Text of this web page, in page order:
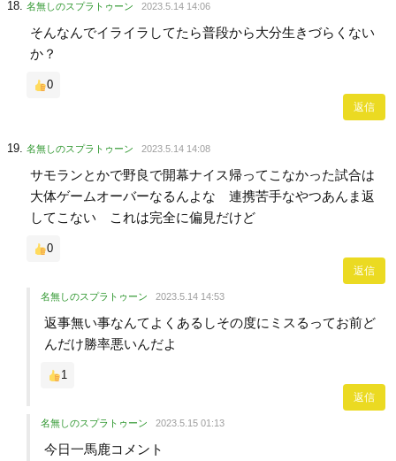
名無しのスプラトゥーン 2023.5.14 14:06
そんなんでイライラしてたら普段から大分生きづらくない
か？
0
返信
名無しのスプラトゥーン 2023.5.14 14:08
サモランとかで野良で開幕ナイス帰ってこなかった試合は
大体ゲームオーバーなるんよな 連携苦手なやつあんま返
してこない これは完全に偏見だけど
0
返信
名無しのスプラトゥーン 2023.5.14 14:53
返事無い事なんてよくあるしその度にミスるってお前ど
んだけ勝率悪いんだよ
1
返信
名無しのスプラトゥーン 2023.5.15 01:13
今日一馬鹿コメント